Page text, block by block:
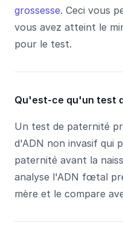
grossesse. Ceci vous
vous avez atteint le
pour le test.
Qu'est-ce qu'un test
Un test de paternité
d'ADN non invasif qui
paternité avant la
analyse l'ADN fœtal
mère et le compare